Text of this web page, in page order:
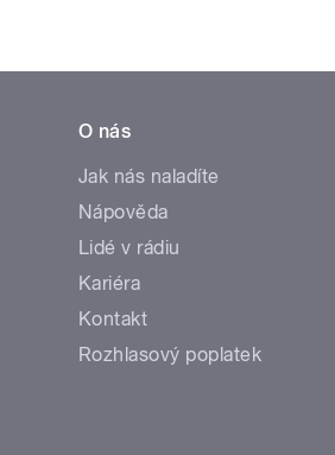
O nás
Jak nás naladíte
Nápověda
Lidé v rádiu
Kariéra
Kontakt
Rozhlasový poplatek